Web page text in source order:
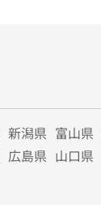
新潟県 富山県
広島県 山口県